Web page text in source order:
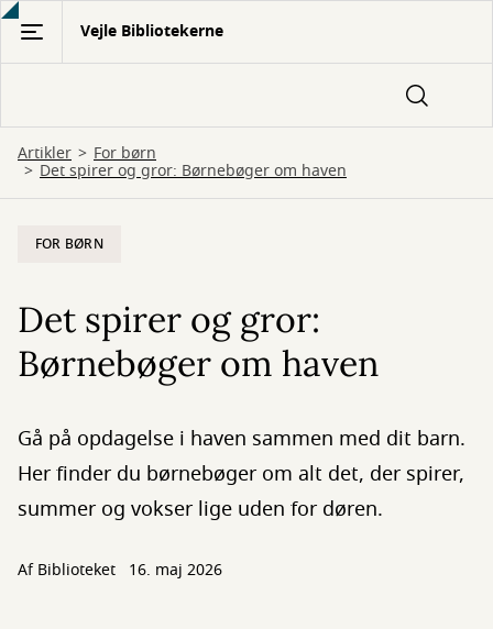
Gå
hovedindhold
Vejle Bibliotekerne
Artikler For børn
Det spirer og gror: Børnebøger om haven
FOR BØRN
Det spirer og gror:
Børnebøger om haven
Gå på opdagelse i haven sammen med dit barn.
Her finder du børnebøger om alt det, der spirer,
summer og vokser lige uden for døren.
Af Biblioteket 16. maj 2026